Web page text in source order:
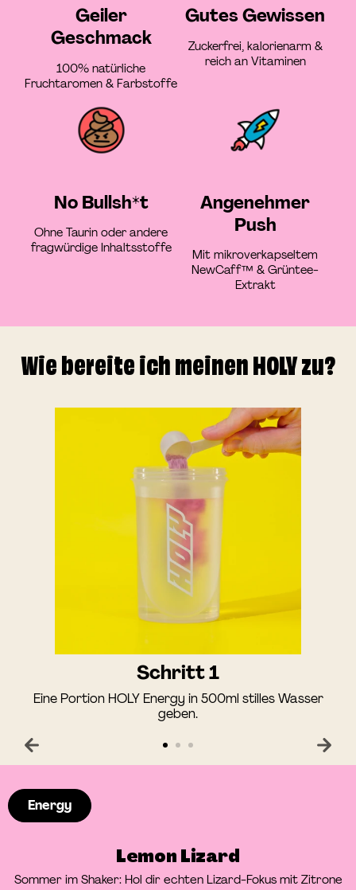
Geiler
Geschmack
100% natürliche
Fruchtaromen & Farbstoffe
Gutes Gewissen
Zuckerfrei, kalorienarm &
reich an Vitaminen
No Bullsh*t
Ohne Taurin oder andere
fragwürdige Inhaltsstoffe
Angenehmer
Push
Mit mikroverkapseltem
NewCaff™ & Grüntee-
Extrakt
Wie bereite ich meinen HOLY zu?
Schritt 1
Eine Portion HOLY Energy in 500ml stilles Wasser
geben.
Energy
Lemon Lizard
Sommer im Shaker: Hol dir echten Lizard-Fokus mit Zitrone